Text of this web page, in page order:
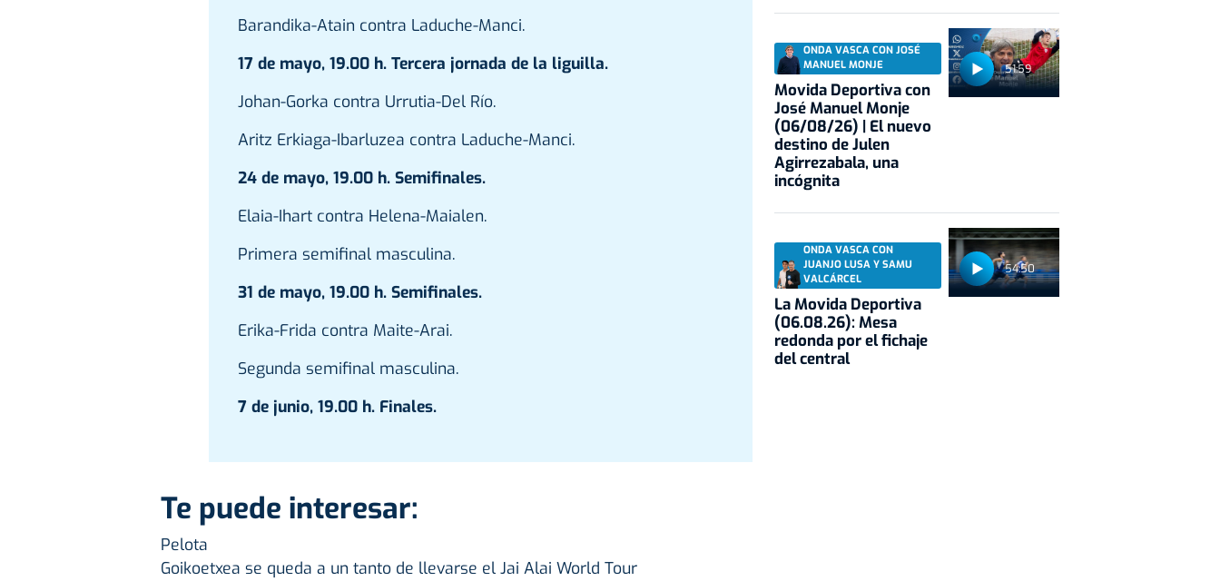
Barandika-Atain contra Laduche-Manci.
17 de mayo, 19.00 h. Tercera jornada de la liguilla.
Johan-Gorka contra Urrutia-Del Río.
Aritz Erkiaga-Ibarluzea contra Laduche-Manci.
24 de mayo, 19.00 h. Semifinales.
Elaia-Ihart contra Helena-Maialen.
Primera semifinal masculina.
31 de mayo, 19.00 h. Semifinales.
Erika-Frida contra Maite-Arai.
Segunda semifinal masculina.
7 de junio, 19.00 h. Finales.
Te puede interesar:
Pelota
Goikoetxea se queda a un tanto de llevarse el Jai Alai World Tour
51:59
ONDA VASCA CON JOSÉ
MANUEL MONJE
Movida Deportiva con
José Manuel Monje
(06/08/26) | El nuevo
destino de Julen
Agirrezabala, una
incógnita
54:50
ONDA VASCA CON
JUANJO LUSA Y SAMU
VALCÁRCEL
La Movida Deportiva
(06.08.26): Mesa
redonda por el fichaje
del central